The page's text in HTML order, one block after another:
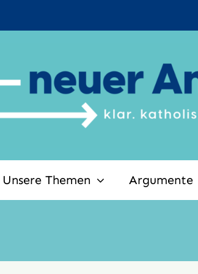
Unsere Themen Argumente